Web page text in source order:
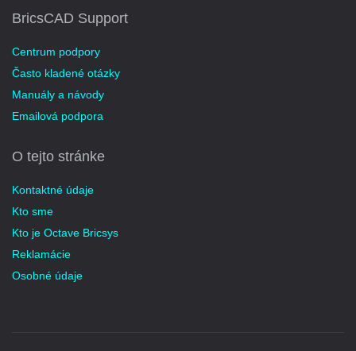
BricsCAD Support
Centrum podpory
Často kladené otázky
Manuály a návody
Emailová podpora
O tejto stránke
Kontaktné údaje
Kto sme
Kto je Octave Bricsys
Reklamácie
Osobné údaje